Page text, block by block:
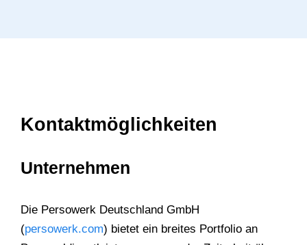
Kontaktmöglichkeiten
Unternehmen
Die Persowerk Deutschland GmbH
(persowerk.com) bietet ein breites Portfolio an